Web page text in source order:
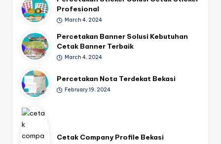
Profesional
March 4, 2024
Percetakan Banner Solusi Kebutuhan
Cetak Banner Terbaik
March 4, 2024
Percetakan Nota Terdekat Bekasi
February 19, 2024
Cetak Company Profile Bekasi